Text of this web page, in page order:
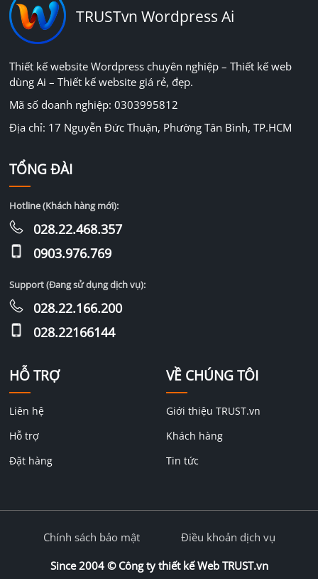
TRUSTvn Wordpress Ai
Thiết kế website Wordpress chuyên nghiệp – Thiết kế web
dùng Ai – Thiết kế website giá rẻ, đẹp.
Mã số doanh nghiệp: 0303995812
Địa chỉ: 17 Nguyễn Đức Thuận, Phường Tân Bình, TP.HCM
HỖ TRỢ
Liên hệ
Hỗ trợ
Đặt hàng
VỀ CHÚNG TÔI
Giới thiệu TRUST.vn
Khách hàng
Tin tức
TỔNG ĐÀI
Hotline (Khách hàng mới):
028.22.468.357
0903.976.769
Support (Đang sử dụng dịch vụ):
028.22.166.200
028.22166144
Since 2004 © Công ty thiết kế Web TRUST.vn
Chính sách bảo mật Điều khoản dịch vụ